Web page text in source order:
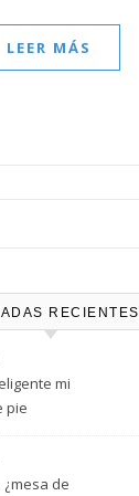
LEER MÁS
RECIENTES
mi
pie
¿mesa de